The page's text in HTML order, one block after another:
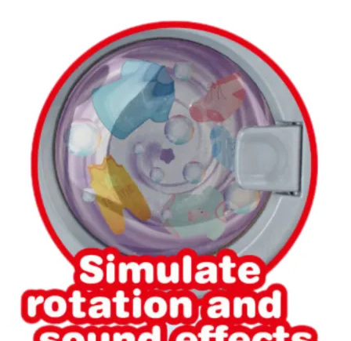
Construcție
Educative
Jocuri
Păpuși
Circuit Masini
Unelte
Orhei
Rezina
Riscani
Singerei
Soldanesti
Soroca
Stefan-Voda
Straseni
Taraclia